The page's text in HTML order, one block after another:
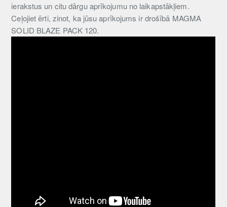
ierakstus un citu dārgu aprīkojumu no laikapstākļiem.
Ceļojiet ērti, zinot, ka jūsu aprīkojums ir drošībā MAGMA
SOLID BLAZE PACK 120.